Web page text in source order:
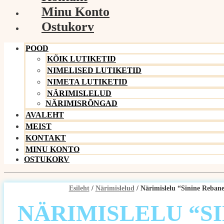
Minu Konto
Ostukorv
POOD
KÕIK LUTIKETID
NIMELISED LUTIKETID
NIMETA LUTIKETID
NÄRIMISLELUD
NÄRIMISRÕNGAD
AVALEHT
MEIST
KONTAKT
MINU KONTO
OSTUKORV
Esileht/ Närimislelud/ Närimislelu “Sinine
NÄRIMISLELU